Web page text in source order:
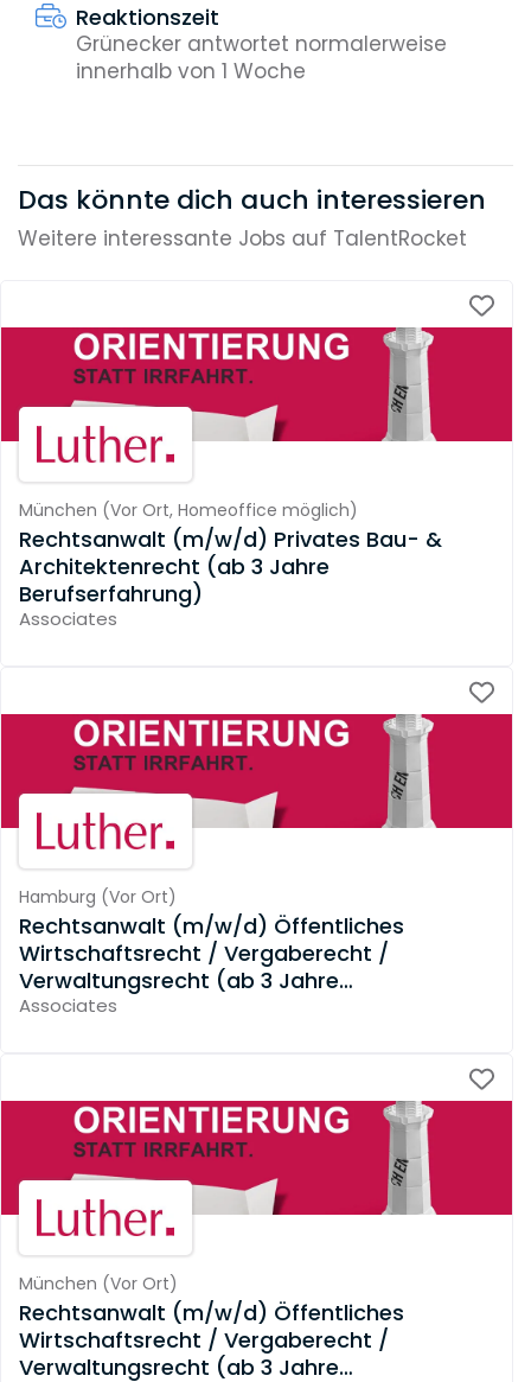
Reaktionszeit
Grünecker antwortet normalerweise
innerhalb von 1 Woche
Das könnte dich auch interessieren
Weitere interessante Jobs auf TalentRocket
München (Vor Ort, Homeoffice möglich)
Rechtsanwalt (m/w/d) Privates Bau- &
Architektenrecht (ab 3 Jahre
Berufserfahrung)
Associates
Hamburg (Vor Ort)
Rechtsanwalt (m/w/d) Öffentliches
Wirtschaftsrecht / Vergaberecht /
Verwaltungsrecht (ab 3 Jahre
Berufserfahrung)
Associates
München (Vor Ort)
Rechtsanwalt (m/w/d) Öffentliches
Wirtschaftsrecht / Vergaberecht /
Verwaltungsrecht (ab 3 Jahre